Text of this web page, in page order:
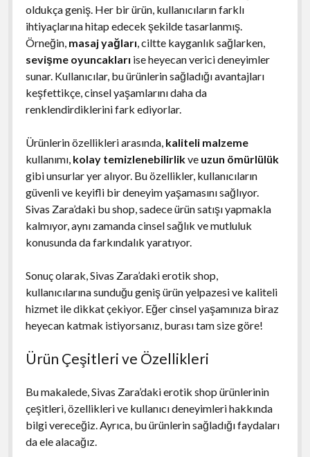
oldukça geniş. Her bir ürün, kullanıcıların farklı
ihtiyaçlarına hitap edecek şekilde tasarlanmış.
Örneğin, masaj yağları, ciltte kayganlık sağlarken,
sevişme oyuncakları ise heyecan verici deneyimler
sunar. Kullanıcılar, bu ürünlerin sağladığı avantajları
keşfettikçe, cinsel yaşamlarını daha da
renklendirdiklerini fark ediyorlar.
Ürünlerin özellikleri arasında, kaliteli malzeme
kullanımı, kolay temizlenebilirlikve uzun ömürlülük
gibi unsurlar yer alıyor. Bu özellikler, kullanıcıların
güvenli ve keyifli bir deneyim yaşamasını sağlıyor.
Sivas Zara’daki bu shop, sadece ürün satışı yapmakla
kalmıyor, aynı zamanda cinsel sağlık ve mutluluk
konusunda da farkındalık yaratıyor.
Sonuç olarak, Sivas Zara’daki erotik shop,
kullanıcılarına sunduğu geniş ürün yelpazesi ve kaliteli
hizmet ile dikkat çekiyor. Eğer cinsel yaşamınıza biraz
heyecan katmak istiyorsanız, burası tam size göre!
Ürün Çeşitleri ve Özellikleri
Bu makalede, Sivas Zara’daki erotik shop ürünlerinin
çeşitleri, özellikleri ve kullanıcı deneyimleri hakkında
bilgi vereceğiz. Ayrıca, bu ürünlerin sağladığı faydaları
da ele alacağız.